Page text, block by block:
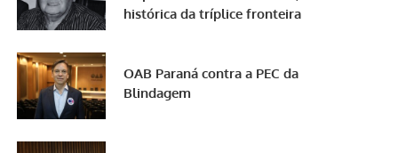
histórica da tríplice fronteira
OAB Paraná contra a PEC da
Blindagem